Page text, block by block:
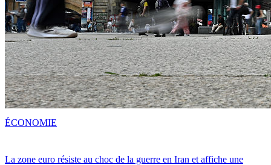
La zone euro résiste au choc de la guerre en Iran et affiche une
ÉCONOMIE